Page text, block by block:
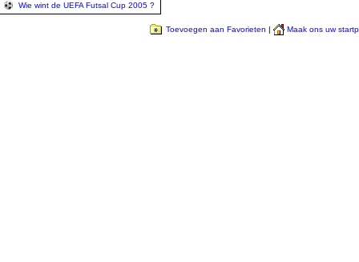
Wie wint de UEFA Futsal Cup 2005 ?
Toevoegen aan Favorieten | Maak ons uw